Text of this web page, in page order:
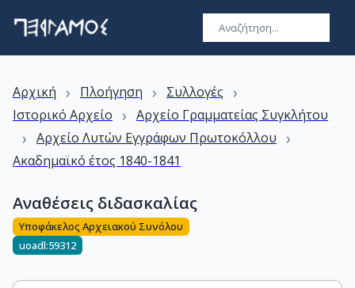
Αρχική › Πλοήγηση › Συλλογές ›
Ιστορικό Αρχείο › Αρχείο Γραμματείας Συγκλήτου
› Αρχείο Λυτών Εγγράφων Πρωτοκόλλου ›
Ακαδημαϊκό έτος 1840-1841
Αναθέσεις διδασκαλίας
Υποφάκελος Αρχειακού Συνόλου
uoadl:59312